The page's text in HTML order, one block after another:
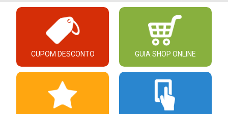
CUPOM DESCONTO GUIA SHOP ONLINE